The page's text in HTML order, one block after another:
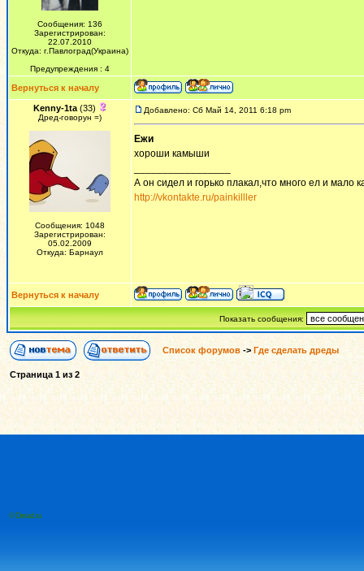
Сообщения: 136
Зарегистрирован:
22.07.2010
Откуда: г.Павлоград(Украина)
Предупреждения : 4
Вернуться к началу
Kenny-1ta(33)
Дред-говорун =)
Сообщения: 1048
Зарегистрирован:
05.02.2009
Откуда: Барнаул
Добавлено: Сб Май 14, 2011 6:18 pm
Ежи
хороши камыши
А он сидел и горько плакал,что много ел и мало
http://vkontakte.ru/painkilller
Вернуться к началу
Показать сообщения:
Список форумов -> Где сделать дреды
Страница 1 из2
© Dread.ru